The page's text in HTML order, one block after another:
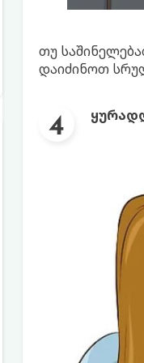
თუ
დაიძინოთ